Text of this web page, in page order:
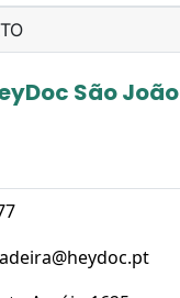
São João